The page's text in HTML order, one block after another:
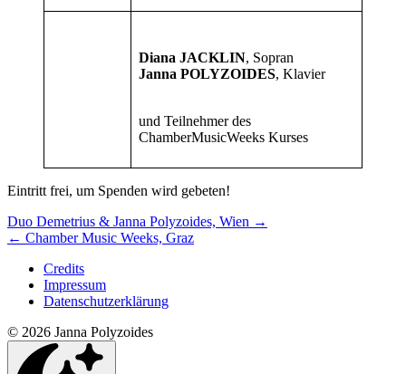
Diana JACKLIN, Sopran
Janna POLYZOIDES, Klavier
und Teilnehmer des
ChamberMusicWeeks Kurses
Eintritt frei, um Spenden wird gebeten!
Nächstes/Vorheriges
Konzert
Duo Demetrius & Janna Polyzoides, Wien →
← Chamber Music Weeks, Graz
Credits
Impressum
Datenschutzerklärung
© 2026 Janna Polyzoides